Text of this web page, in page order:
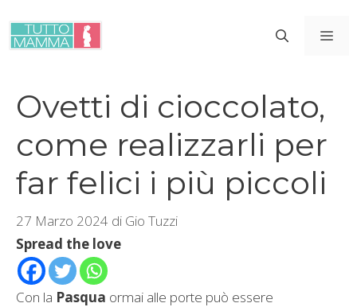
contenuto
Ovetti di cioccolato,
come realizzarli per
far felici i più piccoli
27 Marzo 2024 di Gio Tuzzi
Spread the love
Con la Pasqua ormai alle porte può essere